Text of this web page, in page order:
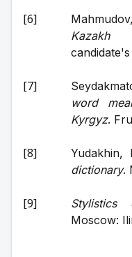
Kazakh
word
Kyrgyz.
Yudakhin,
dictionary.
Moscow: